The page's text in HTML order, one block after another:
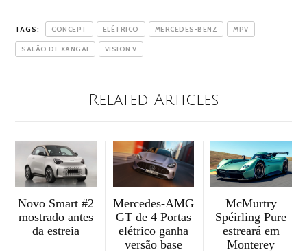
TAGS: CONCEPT ELÉTRICO MERCEDES-BENZ MPV
SALÃO DE XANGAI VISION V
Related Articles
Novo Smart #2
mostrado antes
da estreia
Mercedes-AMG
GT de 4 Portas
elétrico ganha
versão base
McMurtry
Spéirling Pure
estreará em
Monterey